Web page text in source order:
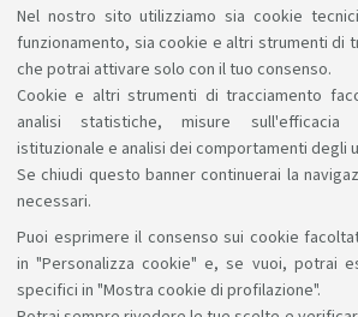
Nel nostro sito utilizziamo sia cookie
funzionamento, sia cookie e altri strumenti di
che potrai attivare solo con il tuo consenso.
Cookie e altri strumenti di tracciamento
analisi statistiche, misure sull'efficacia
istituzionale e analisi dei comportamenti degli
Se chiudi questo banner continuerai la
necessari.
Puoi esprimere il consenso sui cookie
in "Personalizza cookie" e, se vuoi, potrai
specifici in "Mostra cookie di profilazione".
Biblioteche e risorse
Un patrimonio fatto di scienza,
tua disposizione gratuitamente,
Sosteniamo il diritto alla
Seguici su: